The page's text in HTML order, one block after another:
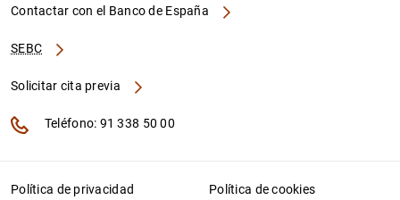
Contactar con el Banco de España
SEBC
Solicitar cita previa
Teléfono: 91 338 50 00
Política de privacidad Política de cookies